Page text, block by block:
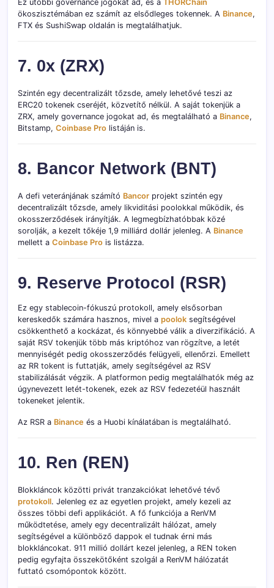
Ez utóbbi governance jogokat ad, és a
THORChain
ökoszisztémában ez számít az elsődleges tokennek. A Binance,
FTX és SushiSwap oldalán is megtalálhatjuk.
7. 0x (ZRX)
Szintén egy decentralizált tőzsde, amely lehetővé teszi az
ERC20 tokenek cseréjét, közvetítő nélkül. A saját tokenjük a
ZRX, amely governance jogokat ad, és megtalálható a Binance,
Bitstamp, Coinbase Pro listáján is.
8. Bancor Network (BNT)
A defi veteránjának számító Bancor projekt szintén egy
decentralizált tőzsde, amely likviditási poolokkal működik, és
okosszerződések irányítják. A legmegbízhatóbbak közé
sorolják, a kezelt tőkéje 1,9 milliárd dollár jelenleg. A Binance
mellett a Coinbase Pro is listázza.
9. Reserve Protocol (RSR)
Ez egy stablecoin-fókuszú protokoll, amely elsősorban
kereskedők számára hasznos, mivel a poolok segítségével
csökkenthető a kockázat, és könnyebbé válik a diverzifikáció. A
saját RSV tokenjük több más kriptóhoz van rögzítve, a letét
mennyiségét pedig okosszerződés felügyeli, ellenőrzi. Emellett
az RR tokent is futtatják, amely segítségével az RSV
stabilizálását végzik. A platformon pedig megtalálhatók még az
úgynevezett letét-tokenek, ezek az RSV fedezetéül használt
tokeneket jelentik.
Az RSR a Binance és a Huobi kínálatában is megtalálható.
10. Ren (REN)
Blokkláncok közötti privát tranzakciókat lehetővé tévő
protokoll. Jelenleg ez az egyetlen projekt, amely kezeli az
összes többi defi applikációt. A fő funkciója a RenVM
működtetése, amely egy decentralizált hálózat, amely
segítségével a különböző dappok el tudnak érni más
blokkláncokat. 911 millió dollárt kezel jelenleg, a REN token
pedig egyfajta összekötőként szolgál a RenVM hálózatát
futtató csomópontok között.